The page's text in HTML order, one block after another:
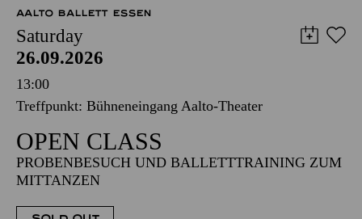
AALTO BALLETT ESSEN
Saturday
26.09.2026
13:00
Treffpunkt: Bühneneingang Aalto-Theater
OPEN CLASS
PROBENBESUCH UND BALLETTTRAINING ZUM
MITTANZEN